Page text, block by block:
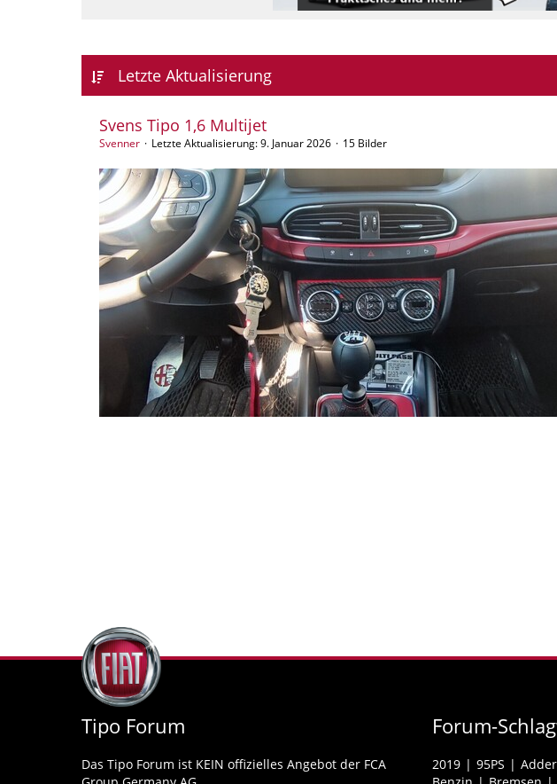
Letzte Aktualisierung
Svens Tipo 1,6 Multijet
Svenner Letzte Aktualisierung:9. Januar 2026 15 Bilder
Tipo Forum
Das Tipo Forum ist KEIN offizielles Angebot der FCA
Forum-
2019 95PS